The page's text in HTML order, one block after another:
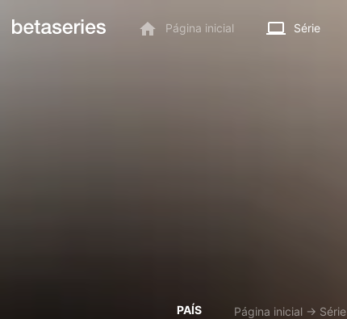
Página inicial Série
PAÍS
Página inicial → Série